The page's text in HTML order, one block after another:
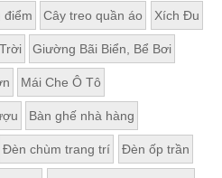
điểm Cây treo quần áo Xích Đu
Giường Bãi Biển, Bể Bơi
Mái Che Ô Tô
Bàn ghế nhà hàng
Đèn chùm trang trí Đèn ốp trần